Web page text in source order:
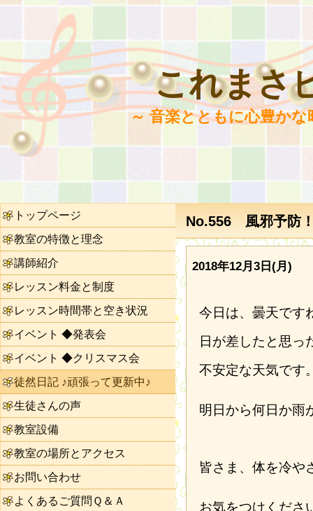
これまさ
～ 音楽とともに心豊か
No.556 風邪予防
2018年12月3日(月)
今日は、曇天です
日が差したと思っ
不安定な天気です
明日から何日か雨
皆さま、体を冷や
お気をつけくださ
トップページ
教室の特徴と理念
講師紹介
レッスン料金と制度
レッスン時間帯と空き状況
イベント ◆発表会
イベント ◆クリスマス会
徒然日記 ♪頑張って更新中♪
生徒さんの声
教室設備
教室の場所とアクセス
お問い合わせ
よくあるご質問Ｑ＆Ａ